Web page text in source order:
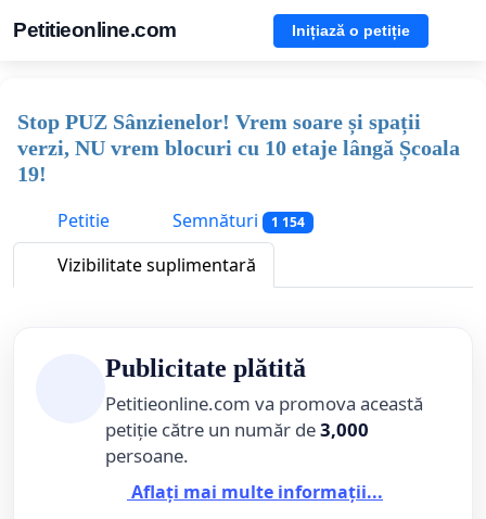
Petitieonline.com Inițiază o petiție
Stop PUZ Sânzienelor! Vrem soare și spații
verzi, NU vrem blocuri cu 10 etaje lângă Școala
19!
Petitie
Semnături 1 154
Vizibilitate suplimentară
Publicitate plătită
Petitieonline.com va promova această
petiție către un număr de3,000
persoane.
Aflați mai multe informații...